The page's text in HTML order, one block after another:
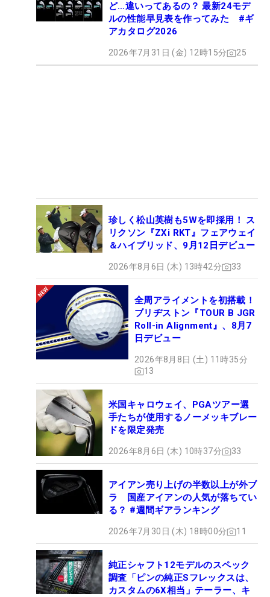
ど…違いってあるの？ 最新24モデ
ルの性能早見表を作ってみた #ギ
アカタログ2026
2026年7月31日 (金) 12時15分 25
珍しく松山英樹も5Wを即採用！ ス
リクソン『ZXi RKT』フェアウェイ
＆ハイブリッド、9月12日デビュー
2026年8月6日 (木) 13時42分 33
全周アライメントを初搭載！
ブリヂストン『TOUR B JGR
Roll-in Alignment』、8月7
日デビュー
2026年8月8日 (土) 11時35分
13
米国キャロウェイ、PGAツアー選
手たちが使用するノーメッキブレー
ドを限定発売
2026年8月6日 (木) 10時37分 33
アイアン売り上げの半数以上が外ブ
ラ 国産アイアンの人気が落ちてい
る？ #週間ギアランキング
2026年7月30日 (木) 18時00分 11
純正シャフト12モデルのスペック
調査「ピンの純正Sフレックスは、
カスタムの6X相当」テーラー、キ